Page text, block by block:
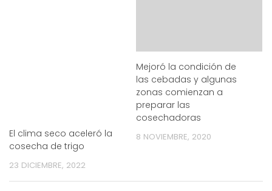
El clima seco aceleró la
cosecha de trigo
23 DICIEMBRE, 2022
Mejoró la condición de
las cebadas y algunas
zonas comienzan a
preparar las
cosechadoras
8 NOVIEMBRE, 2020